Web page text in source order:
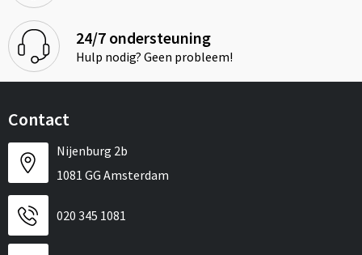
24/7 ondersteuning
Hulp nodig? Geen probleem!
Contact
Nijenburg 2b
1081 GG Amsterdam
020 345 1081